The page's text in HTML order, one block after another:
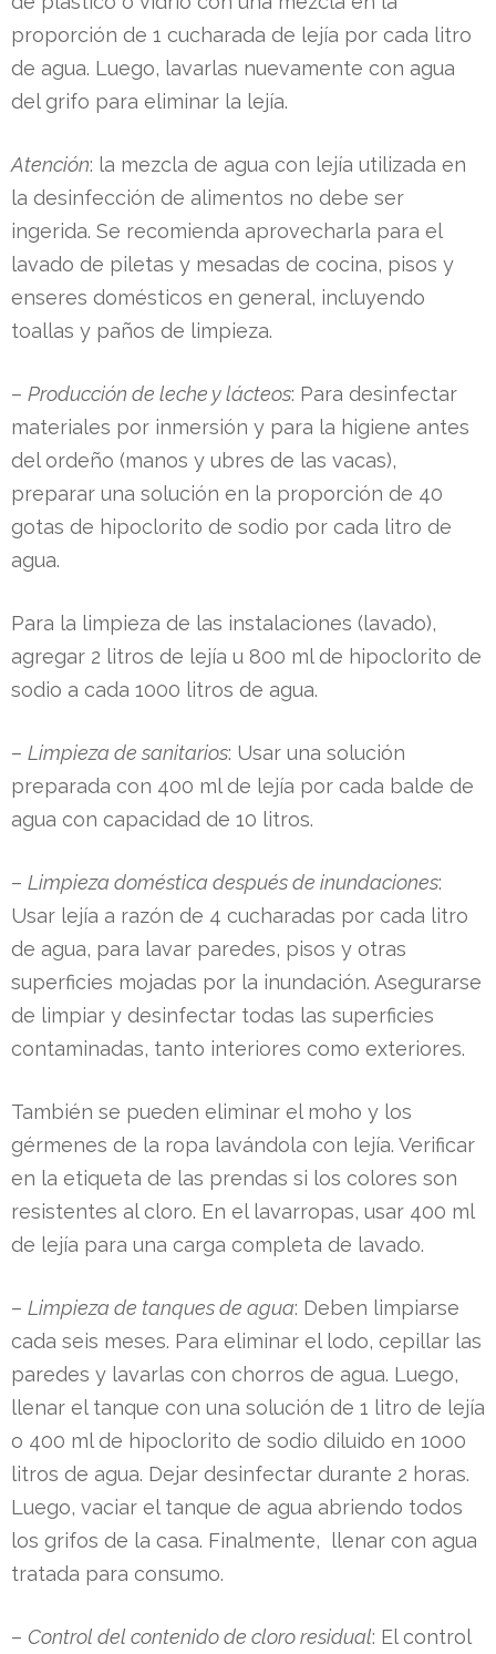
proporción de 1 cucharada de lejía por cada litro
de agua. Luego, lavarlas nuevamente con agua
del grifo para eliminar la lejía.
Atención: la mezcla de agua con lejía utilizada en
la desinfección de alimentos no debe ser
ingerida. Se recomienda aprovecharla para el
lavado de piletas y mesadas de cocina, pisos y
enseres domésticos en general, incluyendo
toallas y paños de limpieza.
– Producción de leche y lácteos: Para desinfectar
materiales por inmersión y para la higiene antes
del ordeño (manos y ubres de las vacas),
preparar una solución en la proporción de 40
gotas de hipoclorito de sodio por cada litro de
agua.
Para la limpieza de las instalaciones (lavado),
agregar 2 litros de lejía u 800 ml de hipoclorito de
sodio a cada 1000 litros de agua.
– Limpieza de sanitarios: Usar una solución
preparada con 400 ml de lejía por cada balde de
agua con capacidad de 10 litros.
– Limpieza doméstica después de inundaciones:
Usar lejía a razón de 4 cucharadas por cada litro
de agua, para lavar paredes, pisos y otras
superficies mojadas por la inundación. Asegurarse
de limpiar y desinfectar todas las superficies
contaminadas, tanto interiores como exteriores.
También se pueden eliminar el moho y los
gérmenes de la ropa lavándola con lejía. Verificar
en la etiqueta de las prendas si los colores son
resistentes al cloro. En el lavarropas, usar 400 ml
de lejía para una carga completa de lavado.
– Limpieza de tanques de agua: Deben limpiarse
cada seis meses. Para eliminar el lodo, cepillar las
paredes y lavarlas con chorros de agua. Luego,
llenar el tanque con una solución de 1 litro de lejía
o 400 ml de hipoclorito de sodio diluido en 1000
litros de agua. Dejar desinfectar durante 2 horas.
Luego, vaciar el tanque de agua abriendo todos
los grifos de la casa. Finalmente, llenar con agua
tratada para consumo.
– Control del contenido de cloro residual: El control